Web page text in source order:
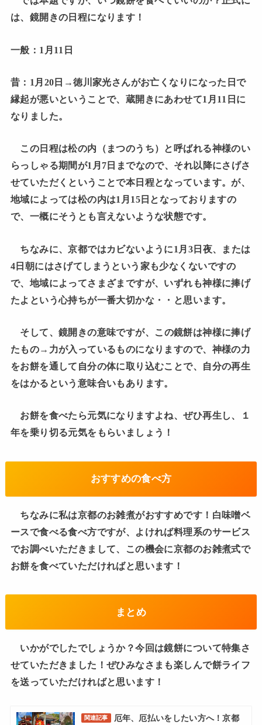
は、鏡開きの日程になります！
一般：1月11日
昔：1月20日→徳川家光さんがお亡くなりになった日で
縁起が悪いということで、蔵開きにあわせて1月11日に
なりました。
この日程は松の内（まつのうち）と呼ばれる神様のい
らっしゃる期間が1月7日までなので、それ以降にさげさ
せていただくということで本日程となっています。が、
地域によっては松の内は1月15日となっておりますの
で、一概にそうとも言えないような状態です。
ちなみに、京都ではカビないように1月3日夜、または
4日朝にはさげてしまうという家も少なくないですの
で、地域によってさまざまですが、いずれも神様に捧げ
たよという心持ちが一番大切かな・・と思います。
そして、鏡開きの意味ですが、この鏡餅は神様に捧げ
たもの→力が入っているものになりますので、神様の力
をお餅を通して自分の体に取り込むことで、自分の再生
をはかるという意味合いもあります。
お餅を食べたら元気になりますよね、ぜひ再生し、１
年を乗り切る元気をもらいましょう！
おすすめの食べ方
ちなみに私は京都のお雑煮がおすすめです！白味噌ベ
ースで食べる食べ方ですが、よければ料理系のサービス
でお調べいただきまして、この機会に京都のお雑煮式で
お餅を食べていただければと思います！
まとめ
いかがでしたでしょうか？今回は鏡餅について特集さ
せていただきました！ぜひみなさまも楽しんで餅ライフ
を送っていただければと思います！
関連記事
厄年、厄払いをしたい方へ！京都